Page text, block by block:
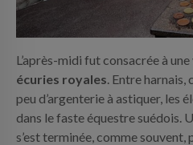
L’après-midi fut consacrée à
écuries royales. Entre harnais,
peu d’argenterie à astiquer, les
dans le faste équestre suédois.
s’est terminée, comme souvent,